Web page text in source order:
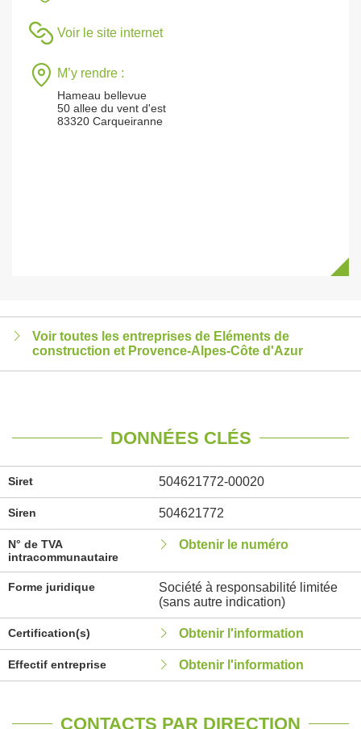
Voir le site internet
M’y rendre :
Hameau bellevue
50 allee du vent d'est
83320 Carqueiranne
Voir toutes les entreprises de Eléments de
construction et Provence-Alpes-Côte d'Azur
DONNÉES CLÉS
Siret 504621772-00020
Siren 504621772
N° de TVA
intracommunautaire
Obtenir le numéro
Forme juridique
Société à responsabilité limitée
(sans autre indication)
Certification(s) Obtenir l'information
Effectif entreprise Obtenir l'information
CONTACTS PAR DIRECTION